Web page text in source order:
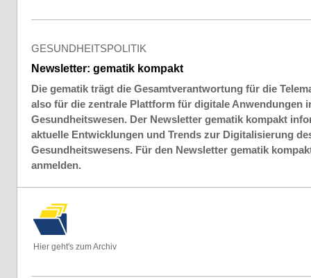
GESUNDHEITSPOLITIK
Newsletter: gematik kompakt
Die gematik trägt die Gesamtverantwortung für die
also für die zentrale Plattform für digitale Anwendungen
Gesundheitswesen. Der Newsletter gematik kompakt
aktuelle Entwicklungen und Trends zur Digitalisierung
Gesundheitswesens. Für den Newsletter gematik
anmelden.
Hier geht's zum Archiv